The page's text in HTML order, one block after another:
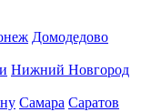
Домодедово
Нижний Новгород
Самара Саратов